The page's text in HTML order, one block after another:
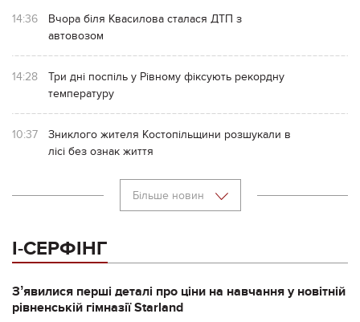
14:36
Вчора біля Квасилова сталася ДТП з
автовозом
14:28
Три дні поспіль у Рівному фіксують рекордну
температуру
10:37
Зниклого жителя Костопільщини розшукали в
лісі без ознак життя
Більше новин
І-СЕРФІНГ
Зʼявилися перші деталі про ціни на навчання у новітній
рівненській гімназії Starland